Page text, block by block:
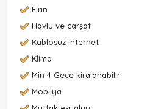
Fırın
Havlu ve çarşaf
Kablosuz internet
Klima
Min 4 Gece kiralanabilir
Mobilya